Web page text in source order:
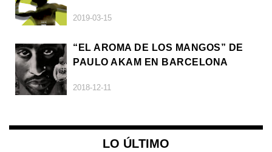
2019-03-15
“EL AROMA DE LOS MANGOS” DE
PAULO AKAM EN BARCELONA
2018-12-11
LO ÚLTIMO